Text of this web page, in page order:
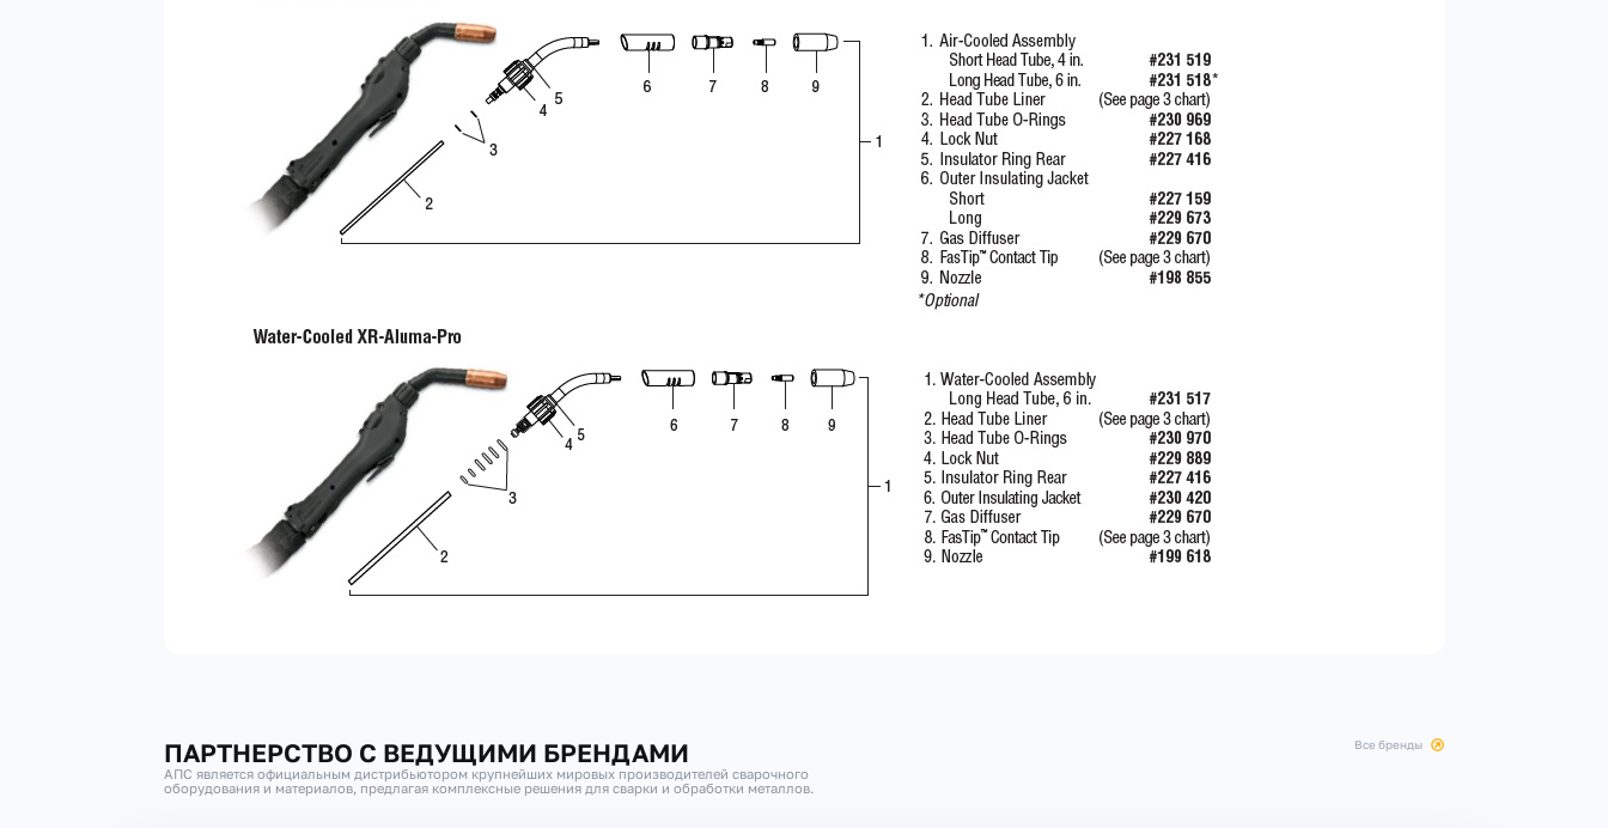
ПАРТНЕРСТВО С ВЕДУЩИМИ БРЕНДАМИ
АПС является официальным дистрибьютором крупнейших мировых производителей сварочного
оборудования и материалов, предлагая комплексные решения для сварки и обработки металлов.
все бренды